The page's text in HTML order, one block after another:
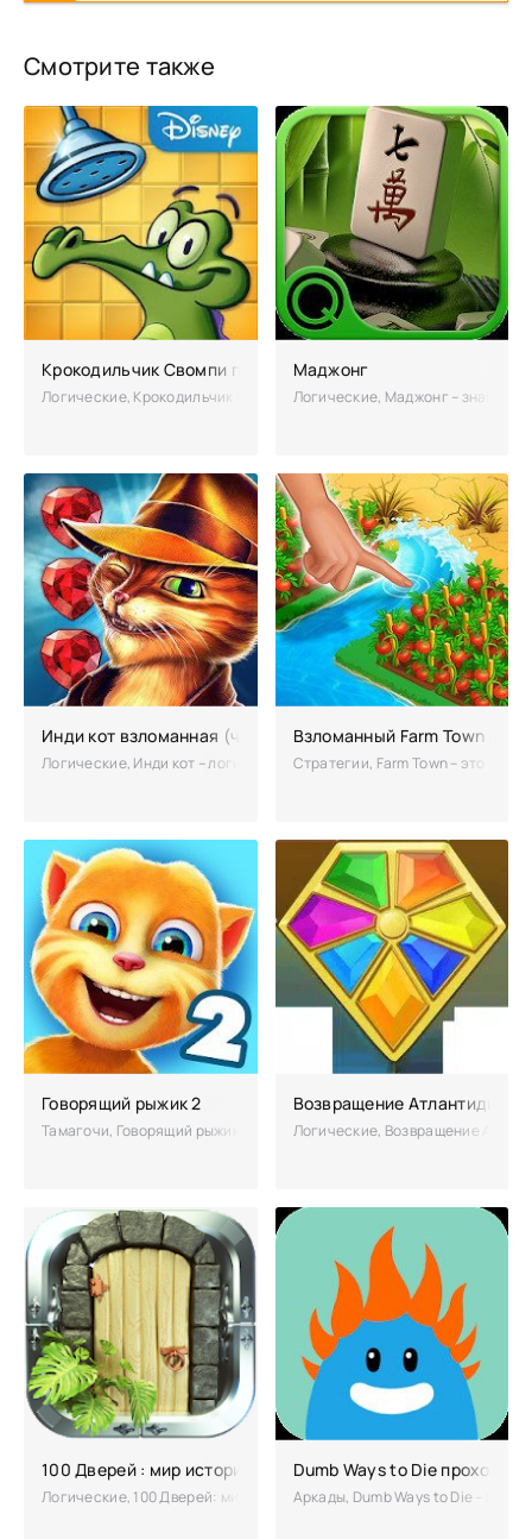
Смотрите также
Крокодильчик Свомпи полная версия
Логические, Крокодильчик Свомпи - милое зубастое существо,
Маджонг
Логические, Маджонг –
Инди кот взломанная (чит на бантики)
Логические, Инди кот – логическая игрушка, которая позволит
Взломанный Farm Town на
Стратегии, Farm Town – это
Говорящий рыжик 2
Тамагочи, Говорящий рыжик 2 приглашает игроков на свое день
Возвращение Атлантиды
Логические, Возвращение
100 Дверей : мир истории полная версия
Логические, 100 Дверей: мир истории – продолжение
Dumb Ways to Die
Аркады, Dumb Ways to Die –